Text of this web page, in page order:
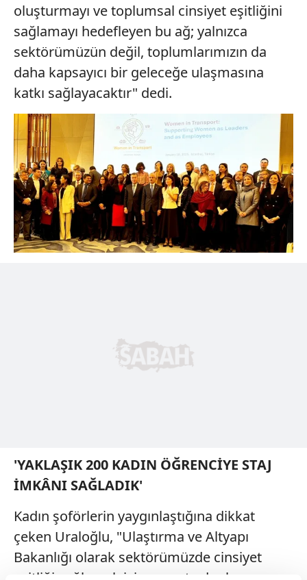
oluşturmayı ve toplumsal cinsiyet eşitliğini
sağlamayı hedefleyen bu ağ; yalnızca
sektörümüzün değil, toplumlarımızın da
daha kapsayıcı bir geleceğe ulaşmasına
katkı sağlayacaktır" dedi.
'YAKLAŞIK 200 KADIN ÖĞRENCİYE STAJ
İMKÂNI SAĞLADIK'
Kadın şoförlerin yaygınlaştığına dikkat
çeken Uraloğlu, "Ulaştırma ve Altyapı
Bakanlığı olarak sektörümüzde cinsiyet